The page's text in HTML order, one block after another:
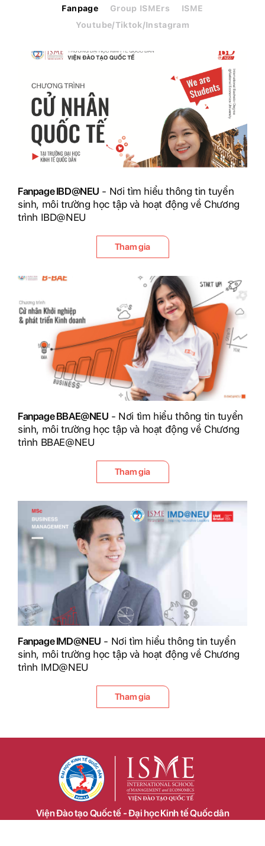
Fanpage Group ISMErs
ISME
Youtube/Tiktok/Instagram
Fanpage IBD@NEU - Nơi tìm hiểu thông tin tuyển
sinh, môi trường học tập và hoạt động về Chương
trình IBD@NEU
Tham gia
Fanpage BBAE@NEU - Nơi tìm hiểu thông tin tuyển
sinh, môi trường học tập và hoạt động về Chương
trình BBAE@NEU
Tham gia
Fanpage IMD@NEU - Nơi tìm hiểu thông tin tuyển
sinh, môi trường học tập và hoạt động về Chương
trình IMD@NEU
Tham gia
Viện Đào tạo Quốc tế - Đại học Kinh tế Quốc dân